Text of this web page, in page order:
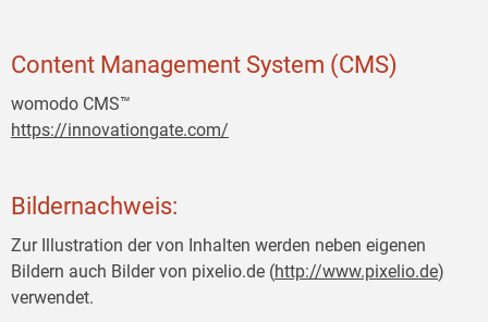
Content Management System (CMS)
womodo CMS™
https://innovationgate.com/
Bildernachweis:
Zur Illustration der von Inhalten werden neben eigenen
Bildern auch Bilder von pixelio.de (http://www.pixelio.de)
verwendet.